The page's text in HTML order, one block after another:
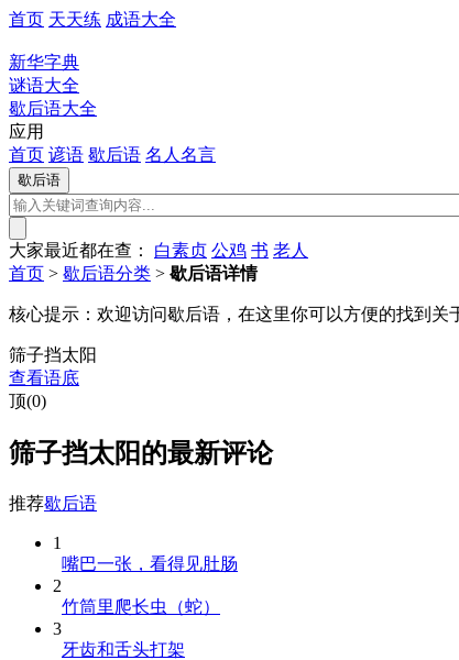
首页 天天练 成语大全
新华字典
谜语大全
歇后语大全
应用
首页 谚语 歇后语 名人名言
大家最近都在查： 白素贞 公鸡 书 老人
首页 > 歇后语分类 > 歇后语详情
核心提示： 欢迎访问歇后语，在这里你可以方便的找到关
筛子挡太阳
查看语底
顶(0)
筛子挡太阳的最新评论
推荐歇后语
1
嘴巴一张，看得见肚肠
2
竹筒里爬长虫（蛇）
3
牙齿和舌头打架